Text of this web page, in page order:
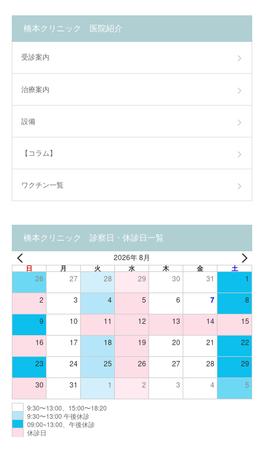
橋本クリニック 医院紹介
受診案内
治療案内
設備
【コラム】
ワクチン一覧
橋本クリニック 診察日・休診日一覧
2026年 8月
日 月 火 水 木 金 土
26 27 28 29 30 31 1
2 3 4 5 6 7 8
9 10 11 12 13 14 15
16 17 18 19 20 21 22
23 24 25 26 27 28 29
30 31 1 2 3 4 5
9:30〜13:00、15:00〜18:20
9:30〜13:00 午後休診
09:00~13:00、午後休診
休診日